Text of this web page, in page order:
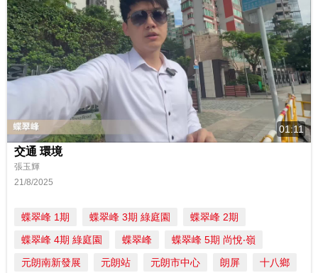
01:11
交通 環境
張玉輝
21/8/2025
蝶翠峰 1期 蝶翠峰 3期 綠庭園
蝶翠峰 2期
蝶翠峰 4期 綠庭園
蝶翠峰
蝶翠峰 5期 尚悅‧嶺
元朗南新發展
元朗站 元朗市中心 朗屏
十八鄉